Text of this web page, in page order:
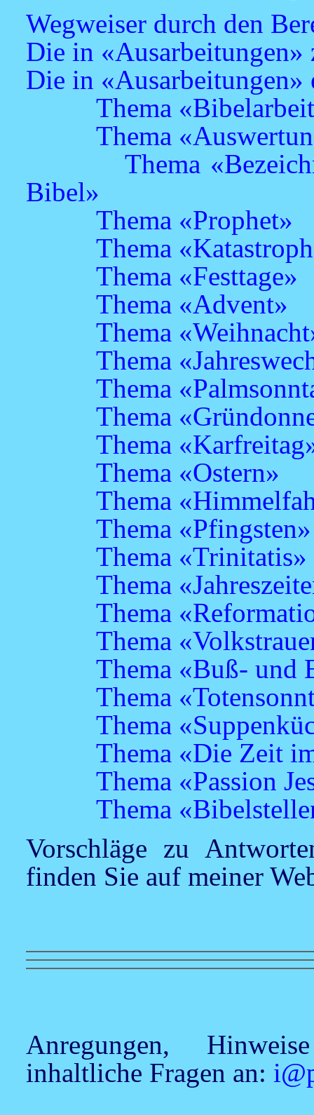
Wegweiser durch den
Die in
Die in «Ausarbeitungen»
Thema
Thema
Thema
Bibel»
Thema «Prophet»
Thema
Thema «Festtage»
Thema «Advent»
Thema
Thema
Thema
Thema
Thema
Thema «Ostern»
Thema
Thema «Pfingsten»
Thema «Trinitatis»
Thema
Thema
Thema
Thema «Buß- und
Thema
Thema
Thema «Die Zeit
Thema «Passion
Thema
Vorschläge zu
finden Sie auf meiner
Anregungen,
inhaltliche Fragen an: